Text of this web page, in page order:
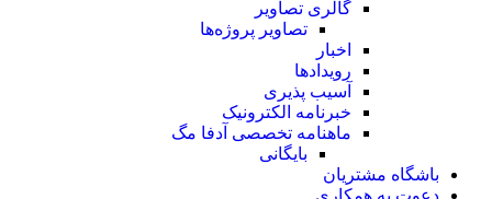
گالری تصاویر
تصاویر پروژه‌ها
اخبار
رویدادها
آسیب پذیری
خبرنامه الکترونیک
ماهنامه تخصصی آدفا مگ
بایگانی
باشگاه مشتریان
دعوت به همکاری